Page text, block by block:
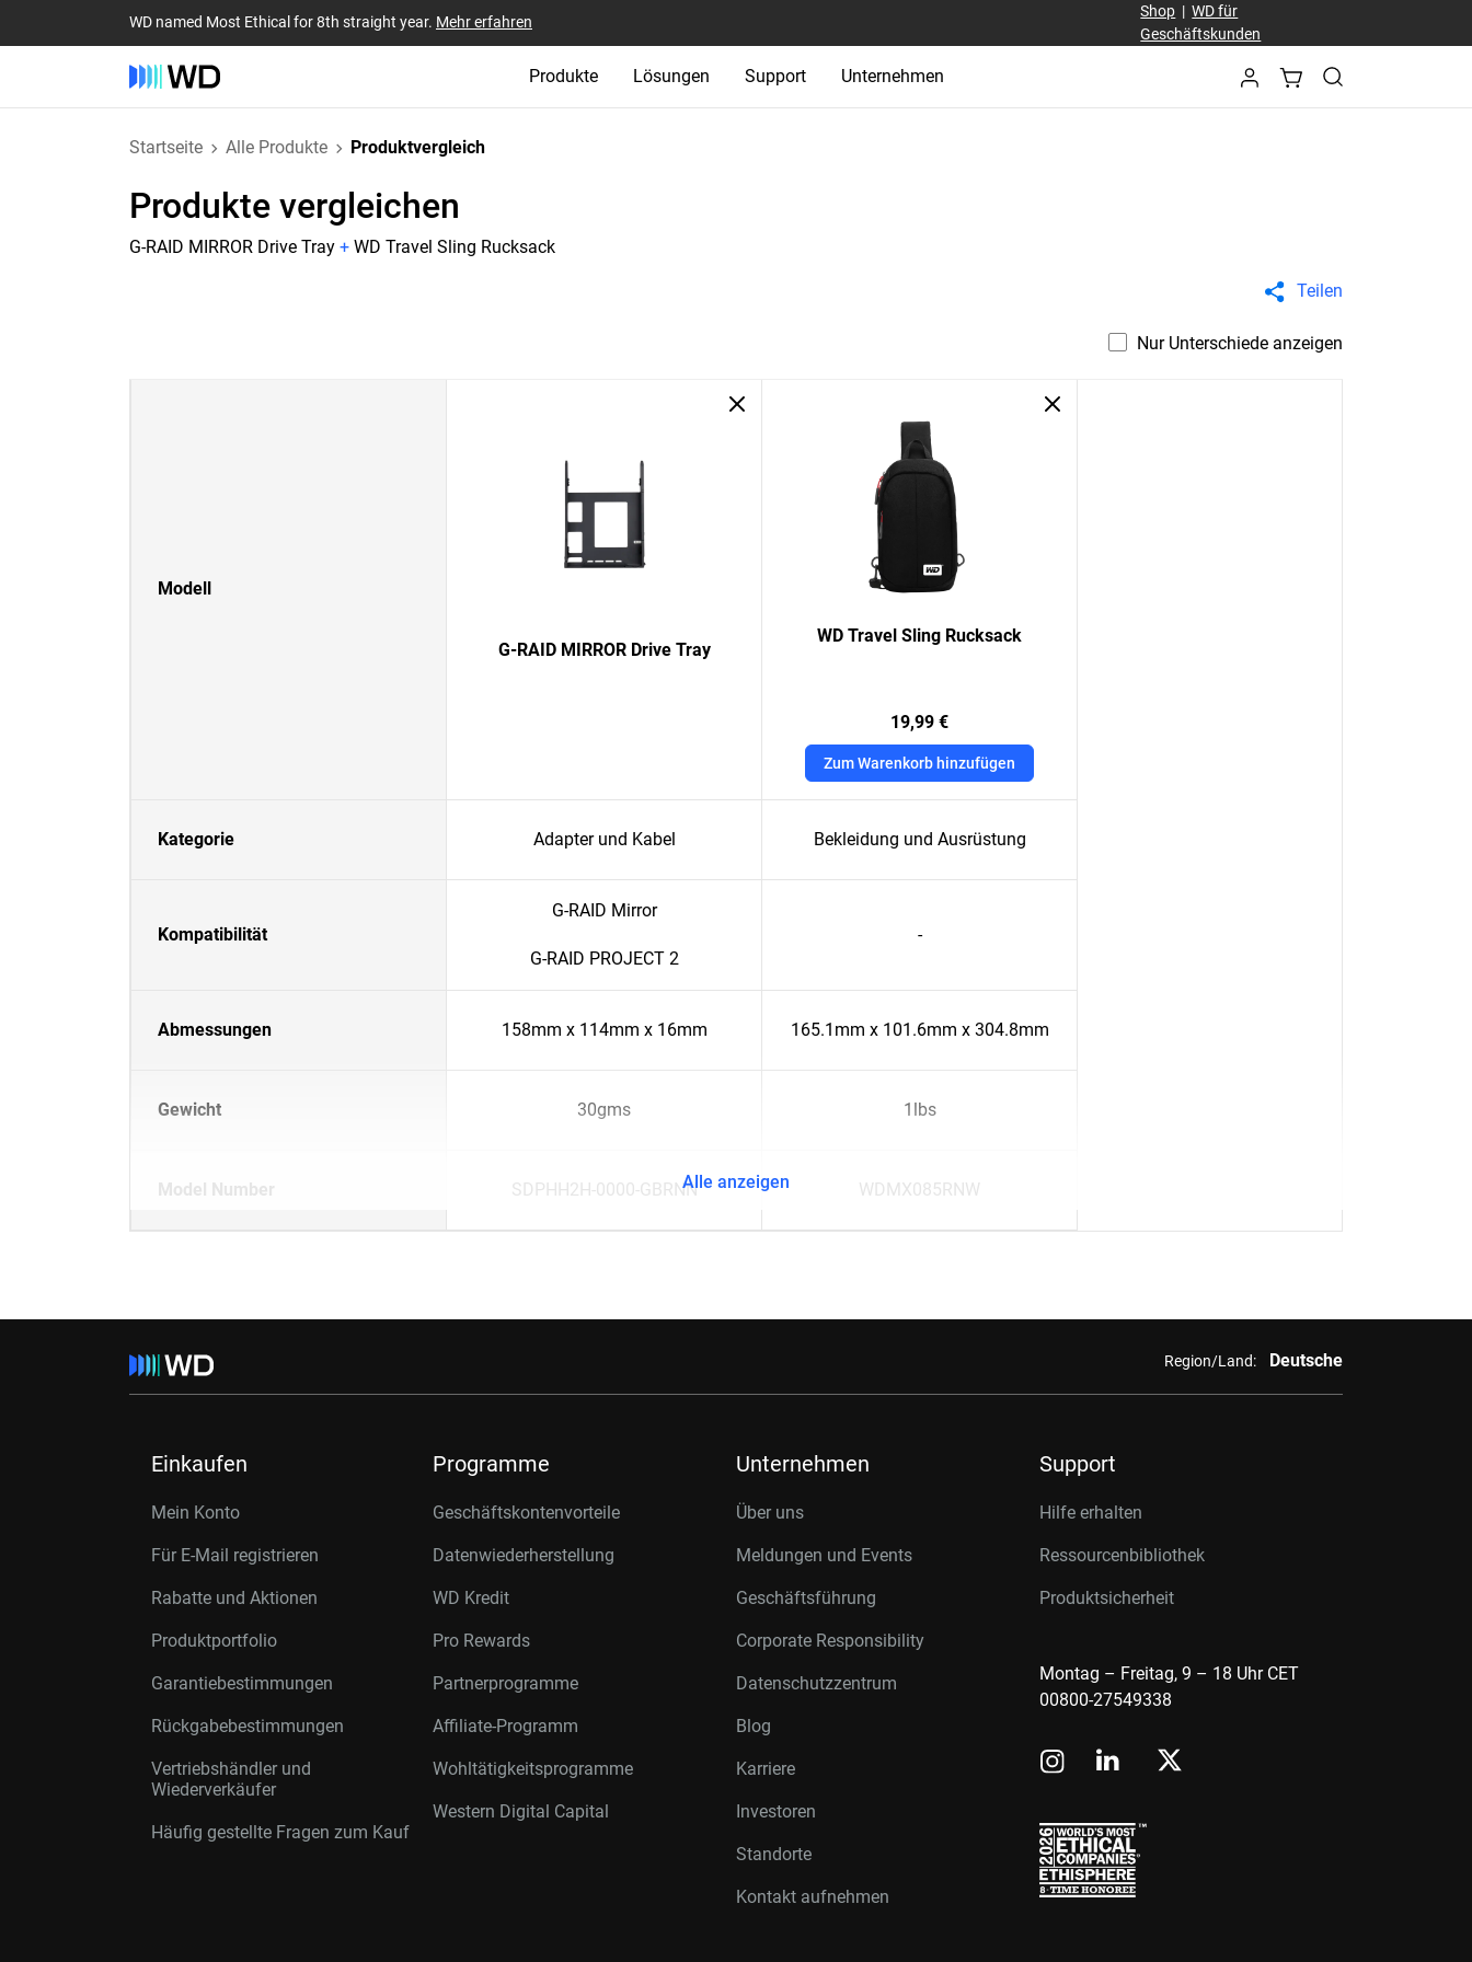
WD named Most Ethical for 8th straight year. Mehr erfahren
Shop |WD für
Geschäftskunden
Produkte Lösungen Support Unternehmen
Startseite Alle Produkte Produktvergleich
Produkte vergleichen
G-RAID MIRROR Drive Tray + WD Travel Sling Rucksack
Teilen
Nur Unterschiede anzeigen
Modell
G-RAID MIRROR Drive Tray
WD Travel Sling Rucksack
19,99 €
Zum Warenkorb hinzufügen
Kategorie Adapter und Kabel Bekleidung und Ausrüstung
Kompatibilität
G-RAID Mirror
G-RAID PROJECT 2
-
Abmessungen 158mm x 114mm x 16mm 165.1mm x 101.6mm x 304.8mm
Gewicht 30gms 1lbs
Model Number SDPHH2H-0000-GBRNN WDMX085RNW
Alle anzeigen
Region/Land: Deutsche
Einkaufen
Mein Konto
Für E-Mail registrieren
Rabatte und Aktionen
Produktportfolio
Garantiebestimmungen
Rückgabebestimmungen
Vertriebshändler und
Wiederverkäufer
Häufig gestellte Fragen zum Kauf
Programme
Geschäftskontenvorteile
Datenwiederherstellung
WD Kredit
Pro Rewards
Partnerprogramme
Affiliate-Programm
Wohltätigkeitsprogramme
Western Digital Capital
Unternehmen
Über uns
Meldungen und Events
Geschäftsführung
Corporate Responsibility
Datenschutzzentrum
Blog
Karriere
Investoren
Standorte
Kontakt aufnehmen
Support
Hilfe erhalten
Ressourcenbibliothek
Produktsicherheit
Montag – Freitag, 9 – 18 Uhr CET
00800-27549338